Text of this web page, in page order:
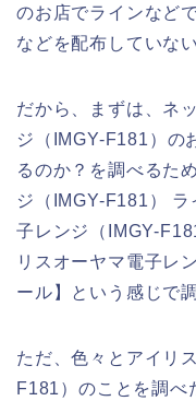
のお店でラインなど
などを配布していな
だから、まずは、ネ
ジ（IMGY-F181）の
るのか？を調べるた
ジ（IMGY-F181）
子レンジ（IMGY-
リスオーヤマ電子レ
ール】という感じで
ただ、色々とアイリ
F181）のことを調べ